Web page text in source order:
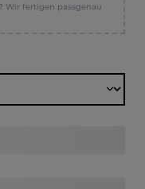
Wir fertigen passgenau